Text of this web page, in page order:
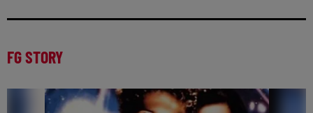
FG STORY